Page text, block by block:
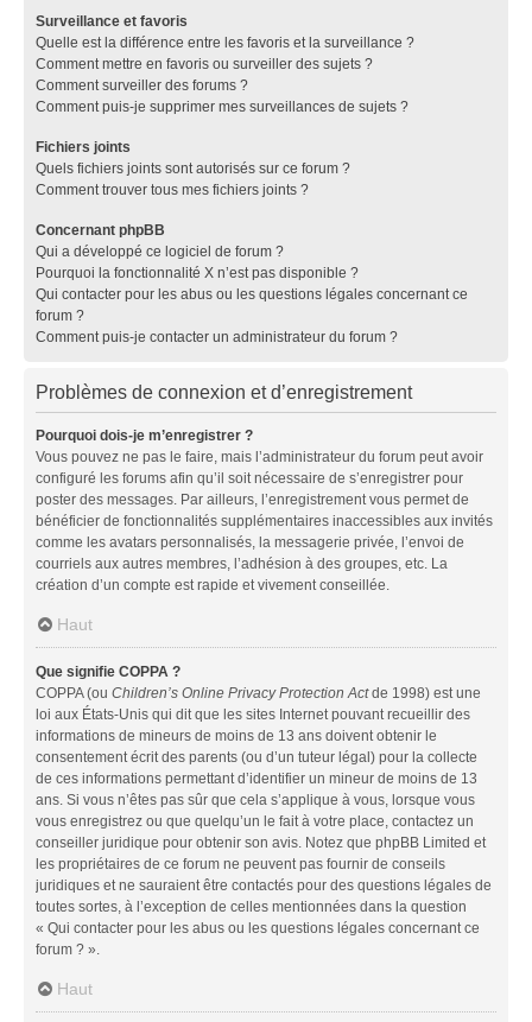
Surveillance et favoris
Quelle est la différence entre les favoris et la surveillance ?
Comment mettre en favoris ou surveiller des sujets ?
Comment surveiller des forums ?
Comment puis-je supprimer mes surveillances de sujets ?
Fichiers joints
Quels fichiers joints sont autorisés sur ce forum ?
Comment trouver tous mes fichiers joints ?
Concernant phpBB
Qui a développé ce logiciel de forum ?
Pourquoi la fonctionnalité X n’est pas disponible ?
Qui contacter pour les abus ou les questions légales concernant ce
forum ?
Comment puis-je contacter un administrateur du forum ?
Problèmes de connexion et d’enregistrement
Pourquoi dois-je m’enregistrer ?
Vous pouvez ne pas le faire, mais l’administrateur du forum peut avoir
configuré les forums afin qu’il soit nécessaire de s’enregistrer pour
poster des messages. Par ailleurs, l’enregistrement vous permet de
bénéficier de fonctionnalités supplémentaires inaccessibles aux invités
comme les avatars personnalisés, la messagerie privée, l’envoi de
courriels aux autres membres, l’adhésion à des groupes, etc. La
création d’un compte est rapide et vivement conseillée.
Haut
Que signifie COPPA ?
COPPA (ou Children’s Online Privacy Protection Actde 1998) est une
loi aux États-Unis qui dit que les sites Internet pouvant recueillir des
informations de mineurs de moins de 13 ans doivent obtenir le
consentement écrit des parents (ou d’un tuteur légal) pour la collecte
de ces informations permettant d’identifier un mineur de moins de 13
ans. Si vous n’êtes pas sûr que cela s’applique à vous, lorsque vous
vous enregistrez ou que quelqu’un le fait à votre place, contactez un
conseiller juridique pour obtenir son avis. Notez que phpBB Limited et
les propriétaires de ce forum ne peuvent pas fournir de conseils
juridiques et ne sauraient être contactés pour des questions légales de
toutes sortes, à l’exception de celles mentionnées dans la question
« Qui contacter pour les abus ou les questions légales concernant ce
forum ? ».
Haut